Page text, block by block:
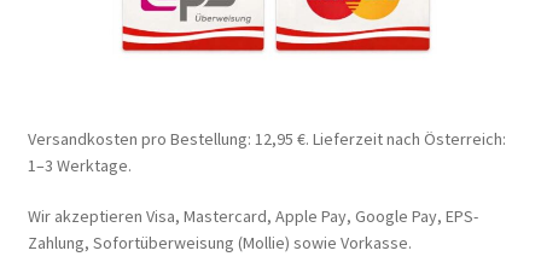
Versandkosten pro Bestellung: 12,95 €. Lieferzeit nach Österreich:
1–3 Werktage.
Wir akzeptieren Visa, Mastercard, Apple Pay, Google Pay, EPS-
Zahlung, Sofortüberweisung (Mollie) sowie Vorkasse.